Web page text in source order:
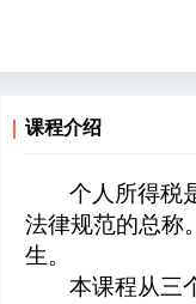
课程介绍
个人所得税
法律规范的总称
生。
本课程从三